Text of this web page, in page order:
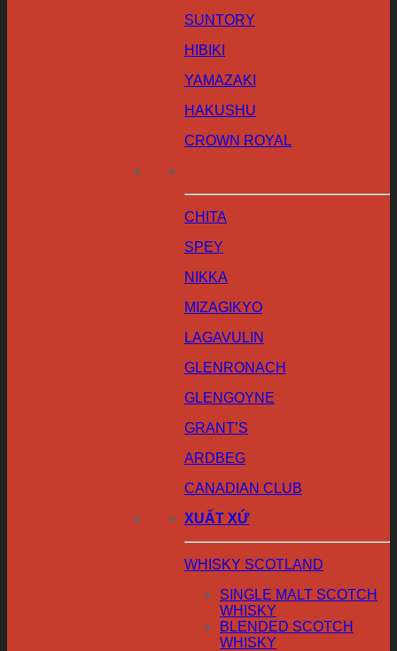
SUNTORY
HIBIKI
YAMAZAKI
HAKUSHU
CROWN ROYAL
CHITA
SPEY
NIKKA
MIZAGIKYO
LAGAVULIN
GLENRONACH
GLENGOYNE
GRANT’S
ARDBEG
CANADIAN CLUB
XUẤT XỨ
WHISKY SCOTLAND
SINGLE MALT SCOTCH
WHISKY
BLENDED SCOTCH
WHISKY